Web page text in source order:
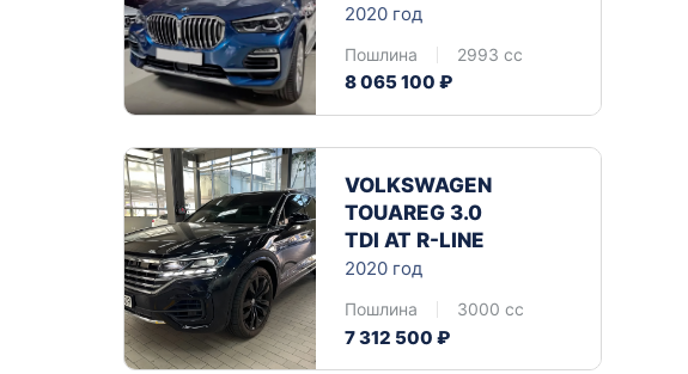
2020 год
Пошлина 2993 cc
8 065 100 ₽
VOLKSWAGEN
TOUAREG 3.0
TDI AT R-LINE
2020 год
Пошлина 3000 cc
7 312 500 ₽